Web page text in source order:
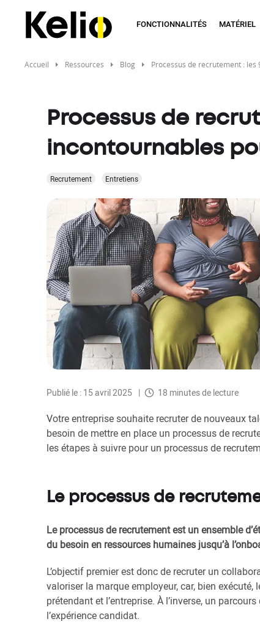
contenu
FONCTIONNALITÉS MATÉRIEL
Accueil Ressources Blog Processus de recrutement :
Processus de
incontournables
Recrutement Entretiens
Publié le : 15 avril 2025 18 minutes de lecture
Votre entreprise souhaite recruter de nouveaux
besoin de mettre en place un processus de
les étapes à suivre pour un processus de
Le processus de
Le processus de recrutement est un ensemble
du besoin en ressources humaines jusqu’à
L’objectif premier est donc de recruter un
valoriser la marque employeur, car, bien
prétendant et l’entreprise. À l’inverse, un
l’expérience candidat.